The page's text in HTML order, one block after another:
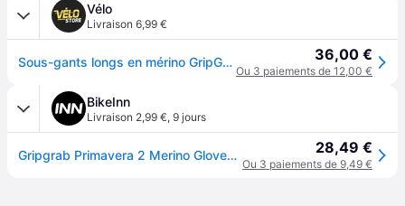
Vélo
Livraison 6,99 €
Sous-gants longs en mérino GripGrab Primavera 2 - Noir 36,00 €
Ou 3 paiements de 12,00 €
BikeInn
Livraison 2,99 €, 9 jours
Gripgrab Primavera 2 Merino Gloves Noir M-L 28,49 €
Ou 3 paiements de 9,49 €